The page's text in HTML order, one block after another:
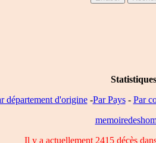
Statistiques
département d'origine-Par Pays- Par
Il y a actuellement 2415 décès